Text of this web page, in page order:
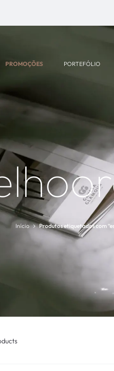
PROMOÇÕES PORTEFÓLIO
Início Produtos etiquetados com